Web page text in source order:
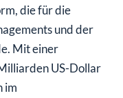
die für die
und der
Mit einer
US-Dollar
im